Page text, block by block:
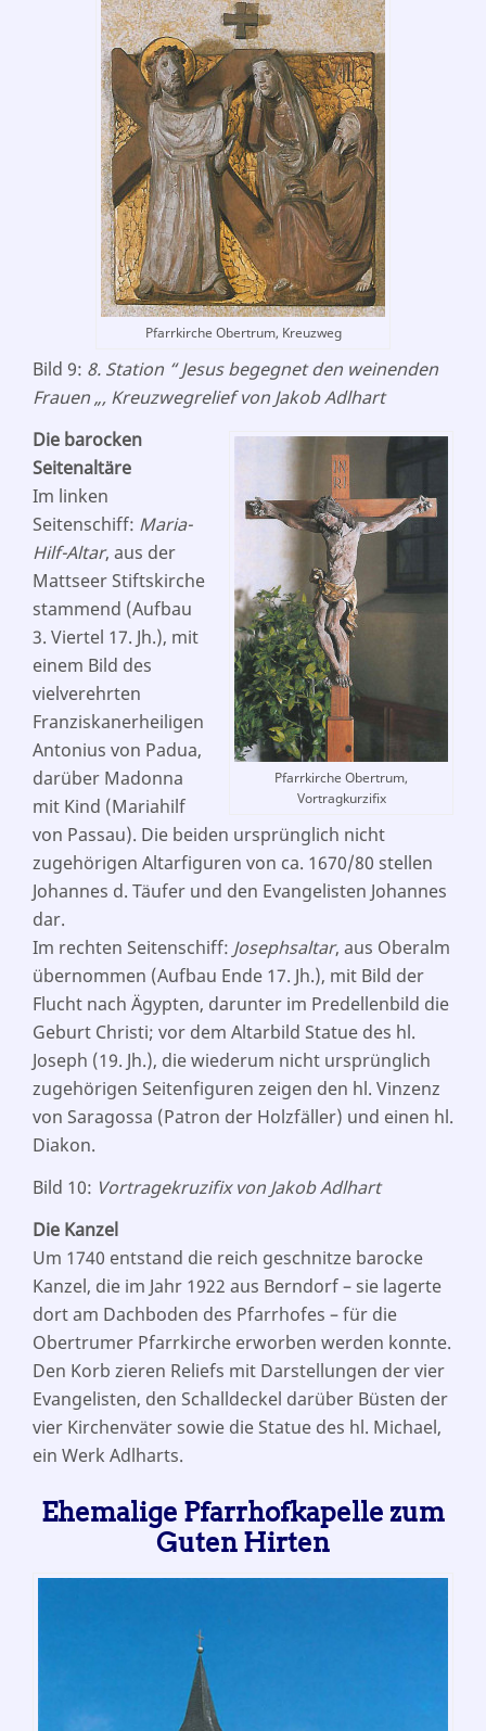
Pfarrkirche Obertrum, Kreuzweg
Bild 9: 8. Station “ Jesus begegnet den weinenden
Frauen „, Kreuzwegrelief von Jakob Adlhart
Pfarrkirche Obertrum,
Vortragkurzifix
Die barocken
Seitenaltäre
Im linken
Seitenschiff: Maria-
Hilf-Altar, aus der
Mattseer Stiftskirche
stammend (Aufbau
3. Viertel 17. Jh.), mit
einem Bild des
vielverehrten
Franziskanerheiligen
Antonius von Padua,
darüber Madonna
mit Kind (Mariahilf
von Passau). Die beiden ursprünglich nicht
zugehörigen Altarfiguren von ca. 1670/80 stellen
Johannes d. Täufer und den Evangelisten Johannes
dar.
Im rechten Seitenschiff: Josephsaltar, aus Oberalm
übernommen (Aufbau Ende 17. Jh.), mit Bild der
Flucht nach Ägypten, darunter im Predellenbild die
Geburt Christi; vor dem Altarbild Statue des hl.
Joseph (19. Jh.), die wiederum nicht ursprünglich
zugehörigen Seitenfiguren zeigen den hl. Vinzenz
von Saragossa (Patron der Holzfäller) und einen hl.
Diakon.
Bild 10: Vortragekruzifix von Jakob Adlhart
Die Kanzel
Um 1740 entstand die reich geschnitze barocke
Kanzel, die im Jahr 1922 aus Berndorf – sie lagerte
dort am Dachboden des Pfarrhofes – für die
Obertrumer Pfarrkirche erworben werden konnte.
Den Korb zieren Reliefs mit Darstellungen der vier
Evangelisten, den Schalldeckel darüber Büsten der
vier Kirchenväter sowie die Statue des hl. Michael,
ein Werk Adlharts.
Ehemalige Pfarrhofkapelle zum
Guten Hirten